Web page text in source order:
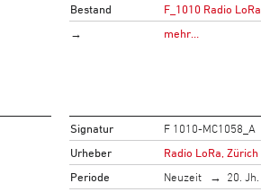
Bestand
F_1010 Radio LoRa
→
mehr…
Signatur
F 1010-MC1058_A
Urheber
Radio LoRa, Zürich
Periode
Neuzeit 20. Jh.